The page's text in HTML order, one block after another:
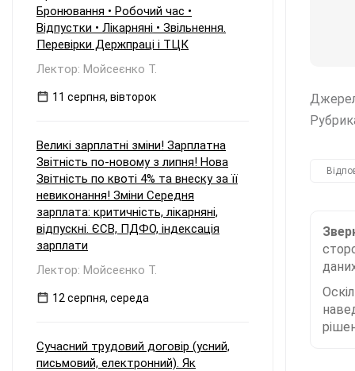
Бронювання • Робочий час •
Відпустки • Лікарняні • Звільнення.
Перевірки Держпраці і ТЦК
Лектор: Мойсеєнко Т.
11 серпня, вівторок
Великі зарплатні зміни! Зарплатна
Звітність по-новому з липня! Нова
Звітність по квоті 4% та внеску за її
невиконання! Зміни Середня
зарплата: критичність, лікарняні,
відпускні. ЄСВ, ПДФО, індексація
зарплати
Лектор: Мойсеєнко Т.
12 серпня, середа
Сучасний трудовий договір (усний,
письмовий, електронний). Як